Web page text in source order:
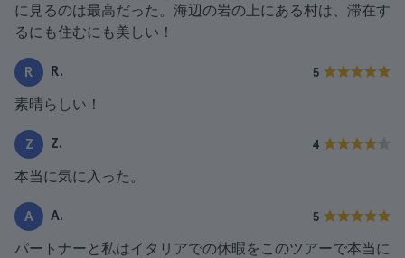
に見るのは最高だった。海辺の岩の上にある村は、滞在す
るにも住むにも美しい！
R R. 5
素晴らしい！
Z Z. 4
本当に気に入った。
A A. 5
パートナーと私はイタリアでの休暇をこのツアーで本当に